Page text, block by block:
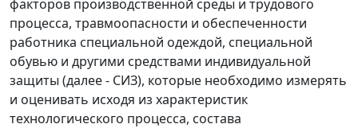
факторов производственной среды и трудового
процесса, травмоопасности и обеспеченности
работника специальной одеждой, специальной
обувью и другими средствами индивидуальной
защиты (далее - СИЗ), которые необходимо измерять
и оценивать исходя из характеристик
технологического процесса, состава